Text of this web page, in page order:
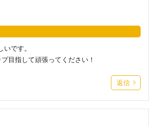
です。
目指して頑張ってください！
返信